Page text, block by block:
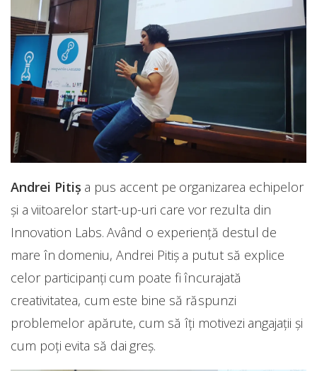
Andrei Pitiș a pus accent pe organizarea echipelor
și a viitoarelor start-up-uri care vor rezulta din
Innovation Labs. Având o experiență destul de
mare în domeniu, Andrei Pitiș a putut să explice
celor participanți cum poate fi încurajată
creativitatea, cum este bine să răspunzi
problemelor apărute, cum să îți motivezi angajații și
cum poți evita să dai greș.